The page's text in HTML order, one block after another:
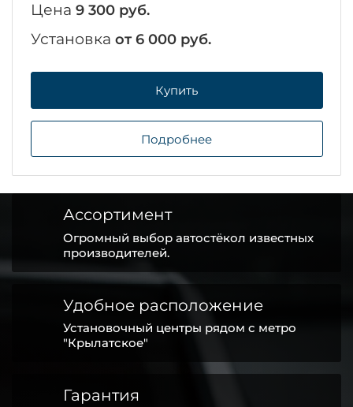
Цена 9 300 руб.
Установка от 6 000 руб.
Купить
Подробнее
Ассортимент
Огромный выбор автостёкол известных
производителей.
Удобное расположение
Установочный центры рядом с метро
"Крылатское"
Гарантия